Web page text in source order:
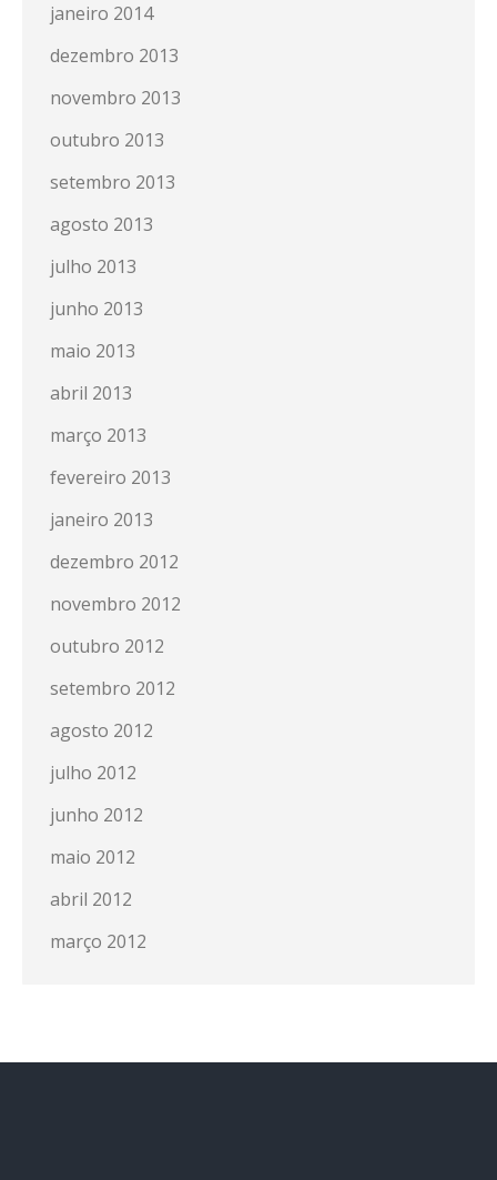
janeiro 2014
dezembro 2013
novembro 2013
outubro 2013
setembro 2013
agosto 2013
julho 2013
junho 2013
maio 2013
abril 2013
março 2013
fevereiro 2013
janeiro 2013
dezembro 2012
novembro 2012
outubro 2012
setembro 2012
agosto 2012
julho 2012
junho 2012
maio 2012
abril 2012
março 2012